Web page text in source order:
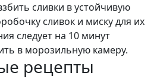
сливки в устойчивую
сливок и миску для их
следует на 10 минут
в морозильную камеру.
рецепты